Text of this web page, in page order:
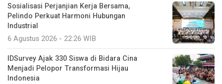
Sosialisasi Perjanjian Kerja Bersama,
Pelindo Perkuat Harmoni Hubungan
Industrial
6 Agustus 2026 - 22:26 WIB
IDSurvey Ajak 330 Siswa di Bidara Cina
Menjadi Pelopor Transformasi Hijau
Indonesia